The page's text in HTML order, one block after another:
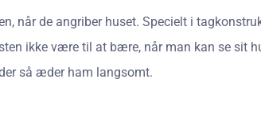
når de angriber huset. Specielt i
ikke være til at bære, når man kan se sit
så æder ham langsomt.